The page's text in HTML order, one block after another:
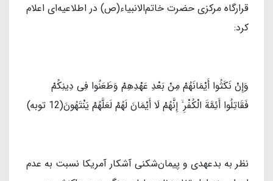
قرارگاه مرکزی حضرت خاتم‌الانبیاء(ص) در اطلاعیه‌ای اعلام
کرد:
وَإِنْ نَكَثُوا أَیْمَانَهُمْ مِنْ بَعْدِ عَهْدِهِمْ وَطَعَنُوا فِی دِینِكُمْ
فَقَاتِلُوا أَئِمَّةَ الْكُفْرِ ۙ إِنَّهُمْ لَا أَیْمَانَ لَهُمْ لَعَلَّهُمْ یَنْتَهُونَ(12 توبه)
نظر به بدعهدی‌ و پیمان‌شکنی آشکار آمریکا نسبت به عدم